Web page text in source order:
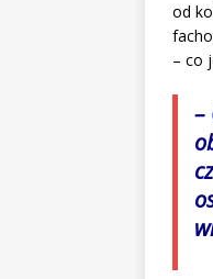
od
– co
–